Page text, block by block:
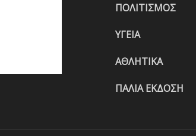
ΠΟΛΙΤΙΣΜΟΣ
ΥΓΕΙΑ
ΑΘΛΗΤΙΚΑ
ΠΑΛΙΑ ΕΚΔΟΣΗ